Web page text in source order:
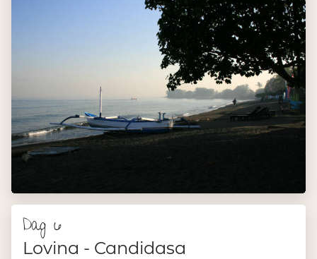
Dag 6
Lovina - Candidasa